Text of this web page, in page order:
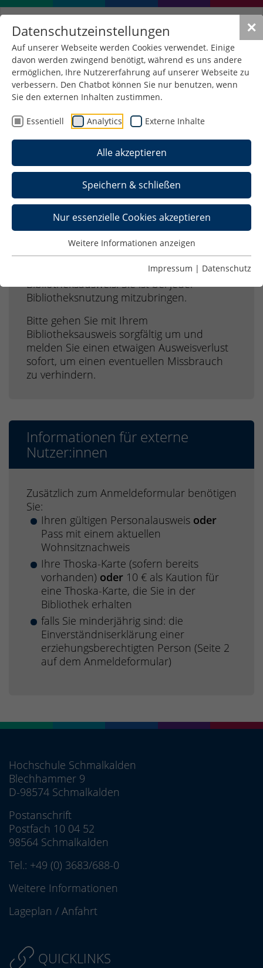
✕
Datenschutzeinstellungen
Auf unserer Webseite werden Cookies verwendet. Einige
davon werden zwingend benötigt, während es uns andere
ermöglichen, Ihre Nutzererfahrung auf unserer Webseite zu
verbessern. Den Chatbot können Sie nur benutzen, wenn
Sie den externen Inhalten zustimmen.
Essentiell Analytics Externe Inhalte
Alle akzeptieren
Speichern & schließen
Nur essenzielle Cookies akzeptieren
Weitere Informationen anzeigen
Impressum | Datenschutz
Anmelden
Bibliothek nutzen zu können, müssen Sie sich
Sie können gerne unseredigitalen
Anmeldeformulare
nutzen.
Thoska-Karte
Die thoska-Karte gilt für
Hochschulangehörige und Externe als
Bibliotheksausweis. Sie ist bei jeder
Bibliotheksnutzung mitzubringen.
Bitte gehen Sie mit Ihrem
Bibliotheksausweis sorgfältig um und
melden Sie einen etwaigen Ausweisverlust
sofort, um einen eventuellen Missbrauch
zu verhindern.
Informationen für externe
Nutzer:innen
Zusätzlich zum Anmeldeformular benötigen
Sie:
Ihren gültigen Personalausweis oder
Pass mit einem aktuellen
Wohnsitznachweis
Ihre Thoska-Karte (sofern bereits
vorhanden) oder 10 € als Kaution für
eine Thoska-Karte, die Sie in der
Bibliothek erhalten
falls Sie minderjährig sind: die
Einverständniserklärung einer
erziehungsberechtigten Person (Seite 2
auf dem Anmeldeformular)
Hochschule Schmalkalden
Blechhammer 9
D-98574 Schmalkalden
Postanschrift
Postfach 10 04 52
98564 Schmalkalden
Tel.: +49 (0) 3683/688-0
Weitere Informationen
Lageplan / Anfahrt
QUICKLINKS